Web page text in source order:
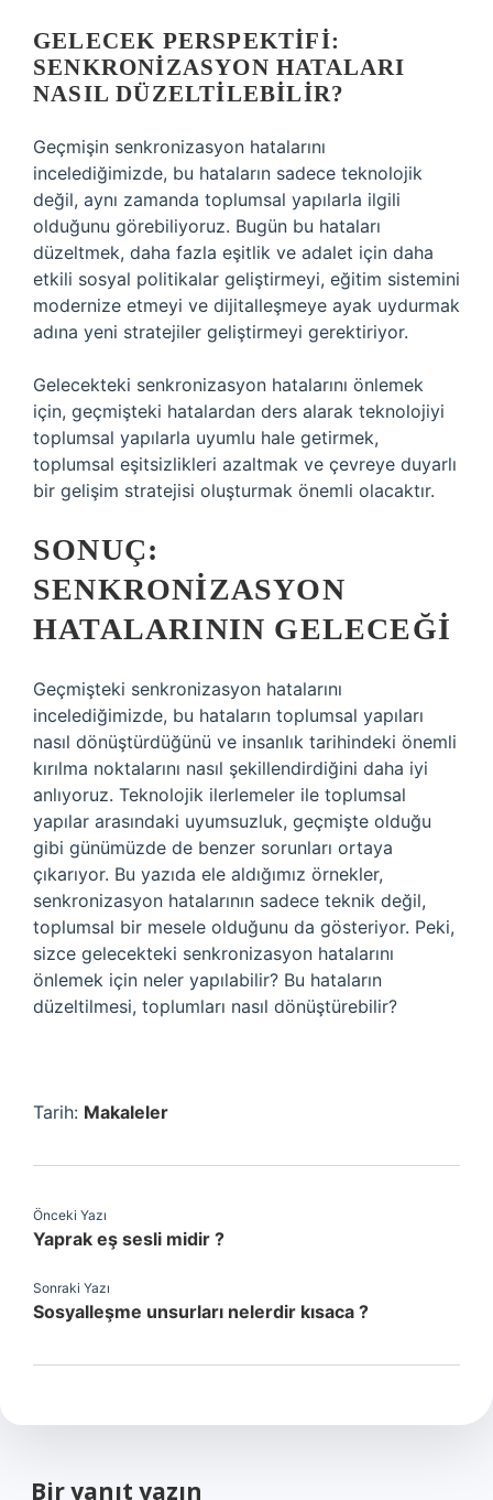
GELECEK PERSPEKTIFI:
SENKRONIZASYON HATALARI
NASIL DÜZELTILEBILIR?
Geçmişin senkronizasyon hatalarını
incelediğimizde, bu hataların sadece teknolojik
değil, aynı zamanda toplumsal yapılarla ilgili
olduğunu görebiliyoruz. Bugün bu hataları
düzeltmek, daha fazla eşitlik ve adalet için daha
etkili sosyal politikalar geliştirmeyi, eğitim sistemini
modernize etmeyi ve dijitalleşmeye ayak uydurmak
adına yeni stratejiler geliştirmeyi gerektiriyor.
Gelecekteki senkronizasyon hatalarını önlemek
için, geçmişteki hatalardan ders alarak teknolojiyi
toplumsal yapılarla uyumlu hale getirmek,
toplumsal eşitsizlikleri azaltmak ve çevreye duyarlı
bir gelişim stratejisi oluşturmak önemli olacaktır.
SONUÇ:
SENKRONIZASYON
HATALARININ GELECEĞI
Geçmişteki senkronizasyon hatalarını
incelediğimizde, bu hataların toplumsal yapıları
nasıl dönüştürdüğünü ve insanlık tarihindeki önemli
kırılma noktalarını nasıl şekillendirdiğini daha iyi
anlıyoruz. Teknolojik ilerlemeler ile toplumsal
yapılar arasındaki uyumsuzluk, geçmişte olduğu
gibi günümüzde de benzer sorunları ortaya
çıkarıyor. Bu yazıda ele aldığımız örnekler,
senkronizasyon hatalarının sadece teknik değil,
toplumsal bir mesele olduğunu da gösteriyor. Peki,
sizce gelecekteki senkronizasyon hatalarını
önlemek için neler yapılabilir? Bu hataların
düzeltilmesi, toplumları nasıl dönüştürebilir?
Tarih: Makaleler
Önceki Yazı
Yaprak eş sesli midir ?
Sonraki Yazı
Sosyalleşme unsurları nelerdir kısaca ?
Bir yanıt yazın